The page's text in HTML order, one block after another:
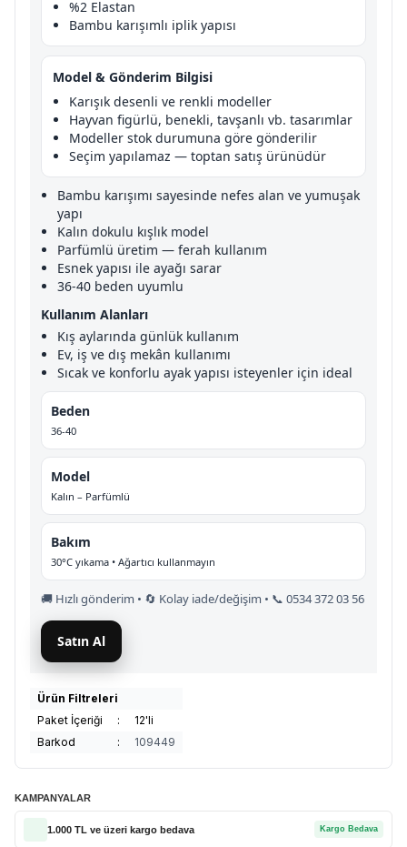
%2 Elastan
Bambu karışımlı iplik yapısı
Model & Gönderim Bilgisi
Karışık desenli ve renkli modeller
Hayvan figürlü, benekli, tavşanlı vb. tasarımlar
Modeller stok durumuna göre gönderilir
Seçim yapılamaz — toptan satış ürünüdür
Bambu karışımı sayesinde nefes alan ve yumuşak
yapı
Kalın dokulu kışlık model
Parfümlü üretim — ferah kullanım
Esnek yapısı ile ayağı sarar
36-40 beden uyumlu
Kullanım Alanları
Kış aylarında günlük kullanım
Ev, iş ve dış mekân kullanımı
Sıcak ve konforlu ayak yapısı isteyenler için ideal
Beden
36-40
Model
Kalın – Parfümlü
Bakım
30°C yıkama • Ağartıcı kullanmayın
🚚 Hızlı gönderim • 🔄 Kolay iade/değişim • 📞 0534 372 03 56
Satın Al
Ürün Filtreleri
Paket İçeriği
:
12'li
Barkod
: 109449
KAMPANYALAR
1.000 TL ve üzeri kargo bedava Kargo Bedava